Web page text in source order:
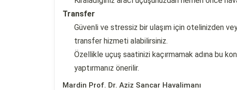
Transfer
Güvenli ve stressiz bir ulaşım için otelinizden
transfer hizmeti alabilirsiniz.
Özellikle uçuş saatinizi kaçırmamak adına bu
yaptırmanız önerilir.
Mardin Prof. Dr. Aziz Sancar Havalimanı